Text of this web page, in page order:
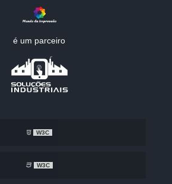
é um parceiro
W3C
W3C